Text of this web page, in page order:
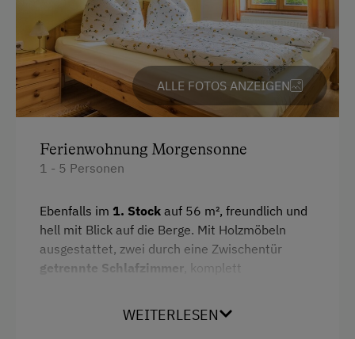
Nachhaltiger Urlaub
Urlaub ohne Auto
Besondere Unterkünfte
Erbhöfe
Haustiere erlaubt
Toilette
Doppelbett (Kingsize)
Ausziehcouch
ALLE FOTOS ANZEIGEN
Ferienwohnung Morgensonne
1 - 5 Personen
Ebenfalls im 1. Stock auf 56 m², freundlich und
hell mit Blick auf die Berge. Mit Holzmöbeln
ausgestattet, zwei durch eine Zwischentür
getrennte Schlafzimmer , komplett
Dusche/WC. Bettwäsche und Handtücher
WEITERLESEN